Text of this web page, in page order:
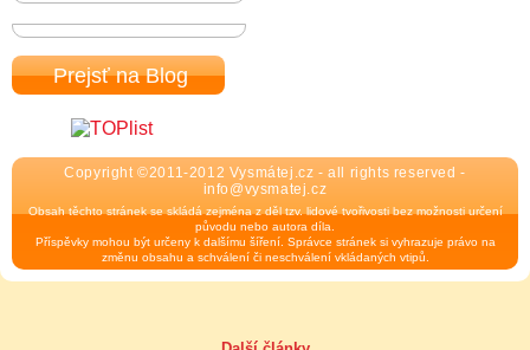
Prejsť na Blog
Copyright ©2011-2012 Vysmátej.cz - all rights reserved -
info@vysmatej.cz
Obsah těchto stránek se skládá zejména z děl tzv. lidové tvořivosti bez možnosti určení
původu nebo autora díla.
Příspěvky mohou být určeny k dalšímu šíření. Správce stránek si vyhrazuje právo na
změnu obsahu a schválení či neschválení vkládaných vtipů.